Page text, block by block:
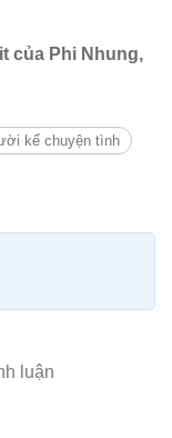
của Phi Nhung,
kể chuyện tình